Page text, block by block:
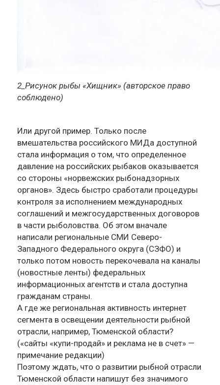
2_Рисунок рыбы «Хищник» (авторское право
соблюдено)
Или другой пример. Только после
вмешательства российского МИДа доступной
стала информация о том, что определенное
давление на российских рыбаков оказывается
со стороны «норвежских рыбонадзорных
органов». Здесь быстро сработали процедуры
контроля за исполнением международных
соглашений и межгосударственных договоров
в части рыболовства. Об этом вначале
написали региональные СМИ Северо-
Западного Федерального округа (СЗФО) и
только потом новость перекочевала на каналы
(новостные ленты) федеральных
информационных агентств и стала доступна
гражданам страны.
А где же региональная активность интернет
сегмента в освещении деятельности рыбной
отрасли, например, Тюменской области?
(«сайты «купи-продай» и реклама не в счет» —
примечание редакции)
Поэтому ждать, что о развитии рыбной отрасли
Тюменской области напишут без значимого